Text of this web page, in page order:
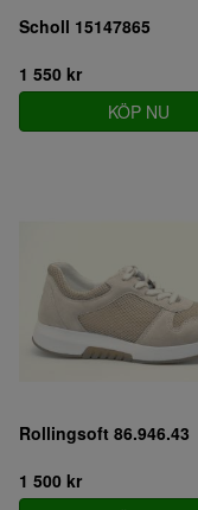
Scholl 15147865
1 550 kr
KÖP NU
Rollingsoft 86.946.43
1 500 kr